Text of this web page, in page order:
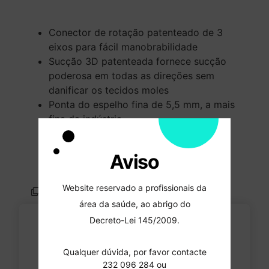
Conector de rotação patenteado de 3
eixos para fácil manobrabilidade
Sucção 3D patenteada fornece sucção
poderosa em todas as direções sem
danificar os tecidos moles
Ponta do espelho fina de 5,5 mm, a mais
fina da indústria
Adapta-se a mangueiras de sucção
padrão de 11mm/16mm
Comparar Favoritos
HVE 3D EVA R98 M7
Aviso
Website reservado a profissionais da
área da saúde, ao abrigo do
Decreto-Lei 145/2009.
Qualquer dúvida, por favor contacte
232 096 284 ou